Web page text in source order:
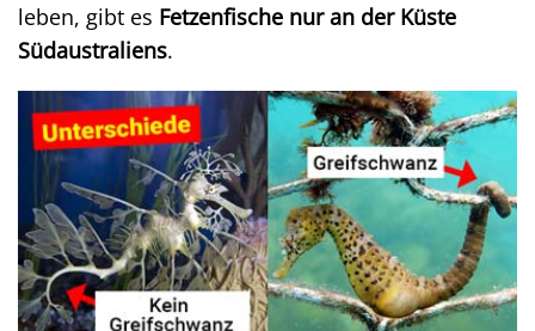
leben, gibt es Fetzenfische nur an der Küste
Südaustraliens.